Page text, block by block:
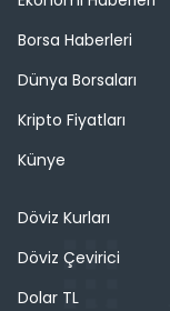
Borsa Haberleri
Dünya Borsaları
Kripto Fiyatları
Künye
Döviz Kurları
Döviz Çevirici
Dolar TL